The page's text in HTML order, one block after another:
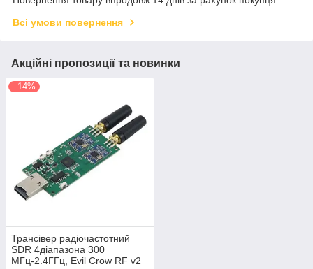
Всі умови повернення
Акційні пропозиції та новинки
–14%
Трансівер радіочастотний
SDR 4діапазона 300
МГц-2.4ГГц, Evil Crow RF v2